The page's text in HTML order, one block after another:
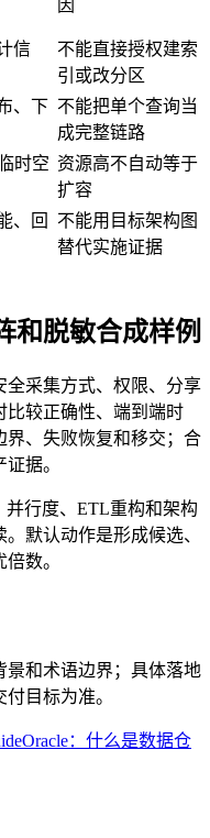
因
信
不能直接授权建索
引或改分区
、下 不能把单个查询当
成完整链路
时空 资源高不自动等于
扩容
、回
不能用目标架构图
替代实施证据
和脱敏合成样例
全采集方式、权限、分享
比较正确性、端到端时
界、失败恢复和移交；合
据。
行度、ETL重构和架构
默认动作是形成候选、
数。
景和术语边界；具体落地
目标为准。
Oracle：什么是数据仓